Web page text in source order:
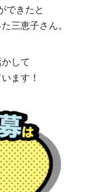
できたと
三恵子さん。
して
ます！